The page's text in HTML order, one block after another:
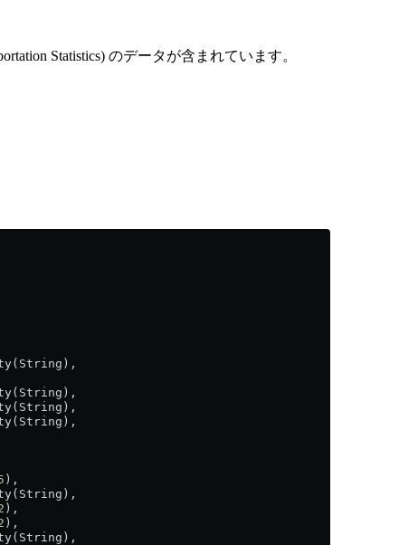
Statistics) のデータが含まれています。
),
),
),